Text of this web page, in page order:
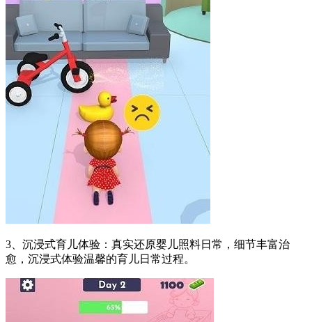
3、沉浸式育儿体验：真实还原婴儿照料日常，细节丰富治
愈，沉浸式体验温馨的育儿日常过程。